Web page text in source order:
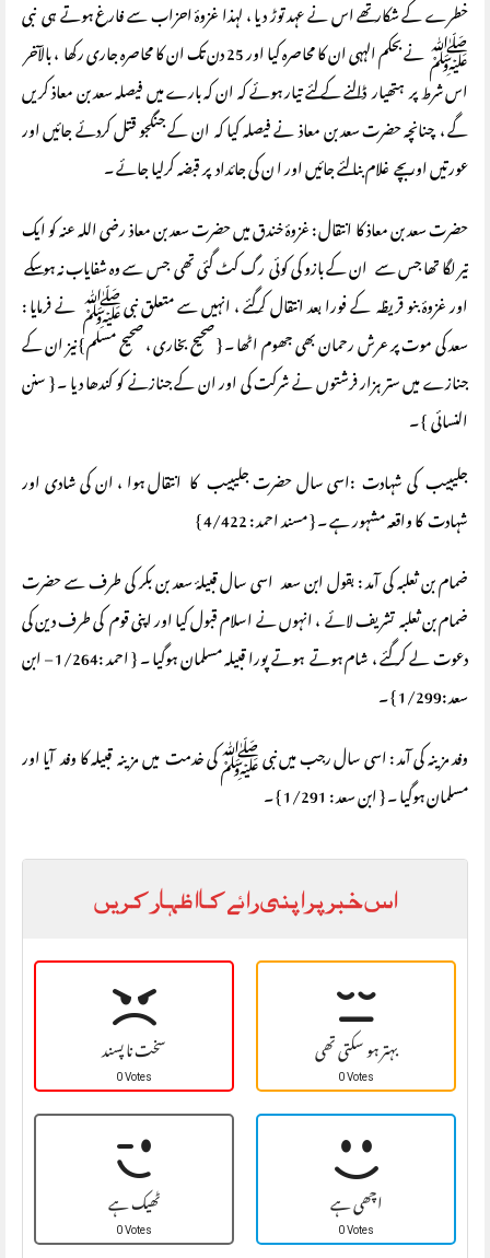
خطرے کے شکار تھے اس نے عہد توڑ دیا ، لہذا غزوۂ احزاب سے فارغ ہوتے ہی نبی
ﷺ نے بحکم الہہی ان کا محاصرہ کیا اور 25 دن تک ان کا محاصرہ جاری رکھا ، بالآخر
اس شرط پر ہتھیار ڈالنے کے لئے تیار ہوئے کہ ان کہ بارے میں فیصلہ سعد بن معاذ کریں
گے ، چنانچہ حضرت سعد بن معاذ نے فیصلہ کیا کہ ان کے جنگجو قتل کردئے جائیں اور
عورتیں اور بچے غلام بنا لئے جائیں اور ا ن کی جائداد پر قبضہ کرلیا جائے ۔
حضرت سعد بن معاذ کا انتقال : غزوۂ خندق میں حضرت سعد بن معاذ رضی اللہ عنہ کو ایک
تیر لگا تھا جس سے ان کے بازو کی کوئی رگ کٹ گئی تھی جس سے وہ شفایاب نہ ہوسکے
اور غزوۂ بنو قریظہ کے فورا بعد انتقال کرگئے ، انہیں سے متعلق نبی ﷺ نے فرمایا :
سعد کی موت پر عرش رحمان بھی جھوم اٹھا ۔ { صحیح بخاری ، صحیح مسلم } نیز ان کے
جنازے میں ستر ہزار فرشتوں نے شرکت کی اور ان کے جنازنے کو کندھا دیا ۔ { سنن
النسائی } ۔
جلیبیب کی شہادت :اسی سال حضرت جلیبیب کا انتقال ہوا ، ان کی شادی اور
شہادت کا واقعہ مشہور ہے ۔ { مسند احمد : 4/422 }
ضمام بن ثعلبہ کی آمد : بقول ابن سعد اسی سال قبیلۂ سعد بن بکر کی طرف سے حضرت
ضمام بن ثعلبہ تشریف لائے ، انہوں نے اسلام قبول کیا اور اپنی قوم کی طرف دین کی
دعوت لے کر گئے ، شام ہوتے ہوتے پورا قبیلہ مسلمان ہوگیا ۔ { احمد :1/264 – ابن
سعد :1/299 } ۔
وفد مزینہ کی آمد : اسی سال رجب میں نبی ﷺ کی خدمت میں مزینہ قبیلہ کا وفد آیا اور
مسلمان ہوگیا ۔ { ابن سعد : 1/291 } ۔
اس خبر پر اپنی رائے کا اظہار کریں
سخت نا پسند
0 Votes بہتر ہو سکتی تھی
0 Votes
ٹھیک ہے
0 Votes اچھی ہے
0 Votes